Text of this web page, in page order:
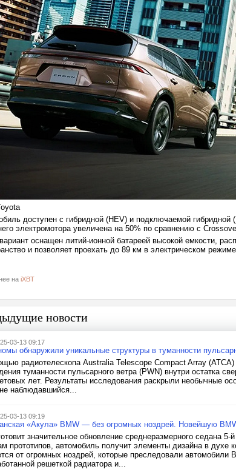
доступен с гибридной (HEV) и подключаемой
электромотора увеличена на 50% по сравнению с
оснащен литий-ионной батареей высокой емкости,
и позволяет проехать до 89 км в электрическом
на iXBT
новости
03-13 09:17
обнаружили уникальные структуры в туманности
радиотелескопа Australia Telescope Compact Array
туманности пульсарного ветра (PWN) внутри остатка
лет. Результаты исследования раскрыли необычные
наблюдавшийся...
03-13 09:19
«Акула» BMW — без огромных ноздрей. Новейшую
значительное обновление среднеразмерного седана
прототипов, автомобиль получит элементы дизайна в
от огромных ноздрей, которые преследовали автомобили
решеткой радиатора и...